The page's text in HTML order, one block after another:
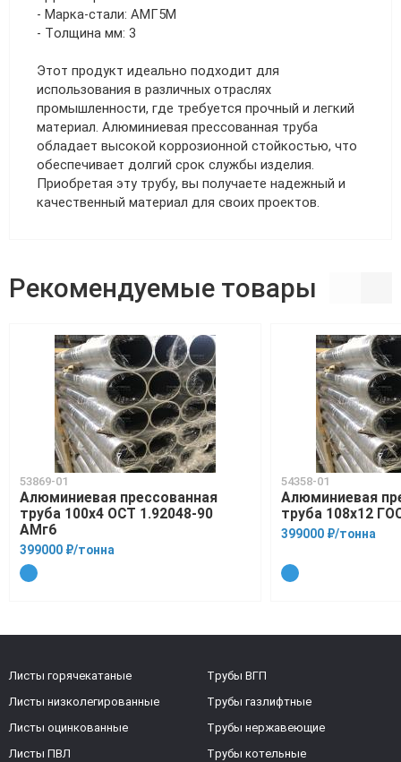
- Марка-стали: АМГ5М
- Толщина мм: 3
Этот продукт идеально подходит для
использования в различных отраслях
промышленности, где требуется прочный и легкий
материал. Алюминиевая прессованная труба
обладает высокой коррозионной стойкостью, что
обеспечивает долгий срок службы изделия.
Приобретая эту трубу, вы получаете надежный и
качественный материал для своих проектов.
Рекомендуемые товары
53869-01
Алюминиевая прессованная
труба 100х4 ОСТ 1.92048-90
АМг6
399000 ₽/тонна
54358-01
Алюминиевая
труба 108х12
399000 ₽/тонна
Листы горячекатаные
Листы низколегированные
Листы оцинкованные
Листы ПВЛ
Трубы ВГП
Трубы газлифтные
Трубы нержавеющие
Трубы котельные